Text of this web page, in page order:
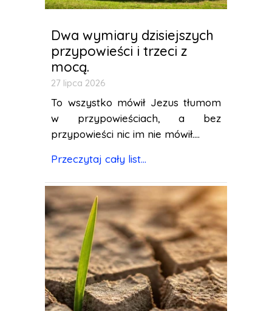
Dwa wymiary dzisiejszych
przypowieści i trzeci z
mocą.
27 lipca 2026
To wszystko mówił Jezus tłumom
w przypowieściach, a bez
przypowieści nic im nie mówił....
Przeczytaj cały list...